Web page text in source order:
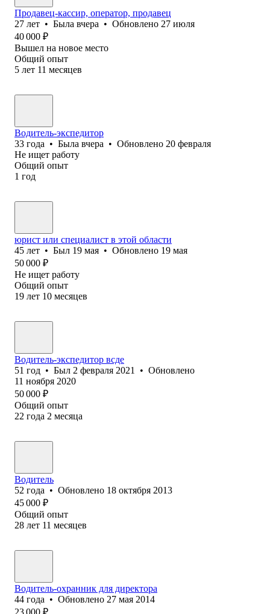
Продавец-кассир, оператор, продавец
27 лет • Была вчера • Обновлено 27 июля
40 000 ₽
Вышел на новое место
Общий опыт
5 лет 11 месяцев
Водитель-экспедитор
33 года • Была вчера • Обновлено 20 февраля
Не ищет работу
Общий опыт
1 год
юрист или специалист в этой области
45 лет • Был 19 мая • Обновлено 19 мая
50 000 ₽
Не ищет работу
Общий опыт
19 лет 10 месяцев
Водитель-экспедитор всде
51 год • Был 2 февраля 2021 • Обновлено
11 ноября 2020
50 000 ₽
Общий опыт
22 года 2 месяца
Водитель
52 года • Обновлено 18 октября 2013
45 000 ₽
Общий опыт
28 лет 11 месяцев
Водитель-охранник для директора
44 года • Обновлено 27 мая 2014
23 000 ₽